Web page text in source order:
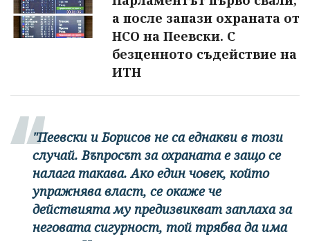
а после запази охраната от
НСО на Пеевски. С
безценното съдействие на
ИТН
"Пеевски и Борисов не са еднакви в този
случай. Въпросът за охраната е защо се
налага такава. Ако един човек, който
упражнява власт, се окаже че
действията му предизвикват заплаха за
неговата сигурност, той трябва да има